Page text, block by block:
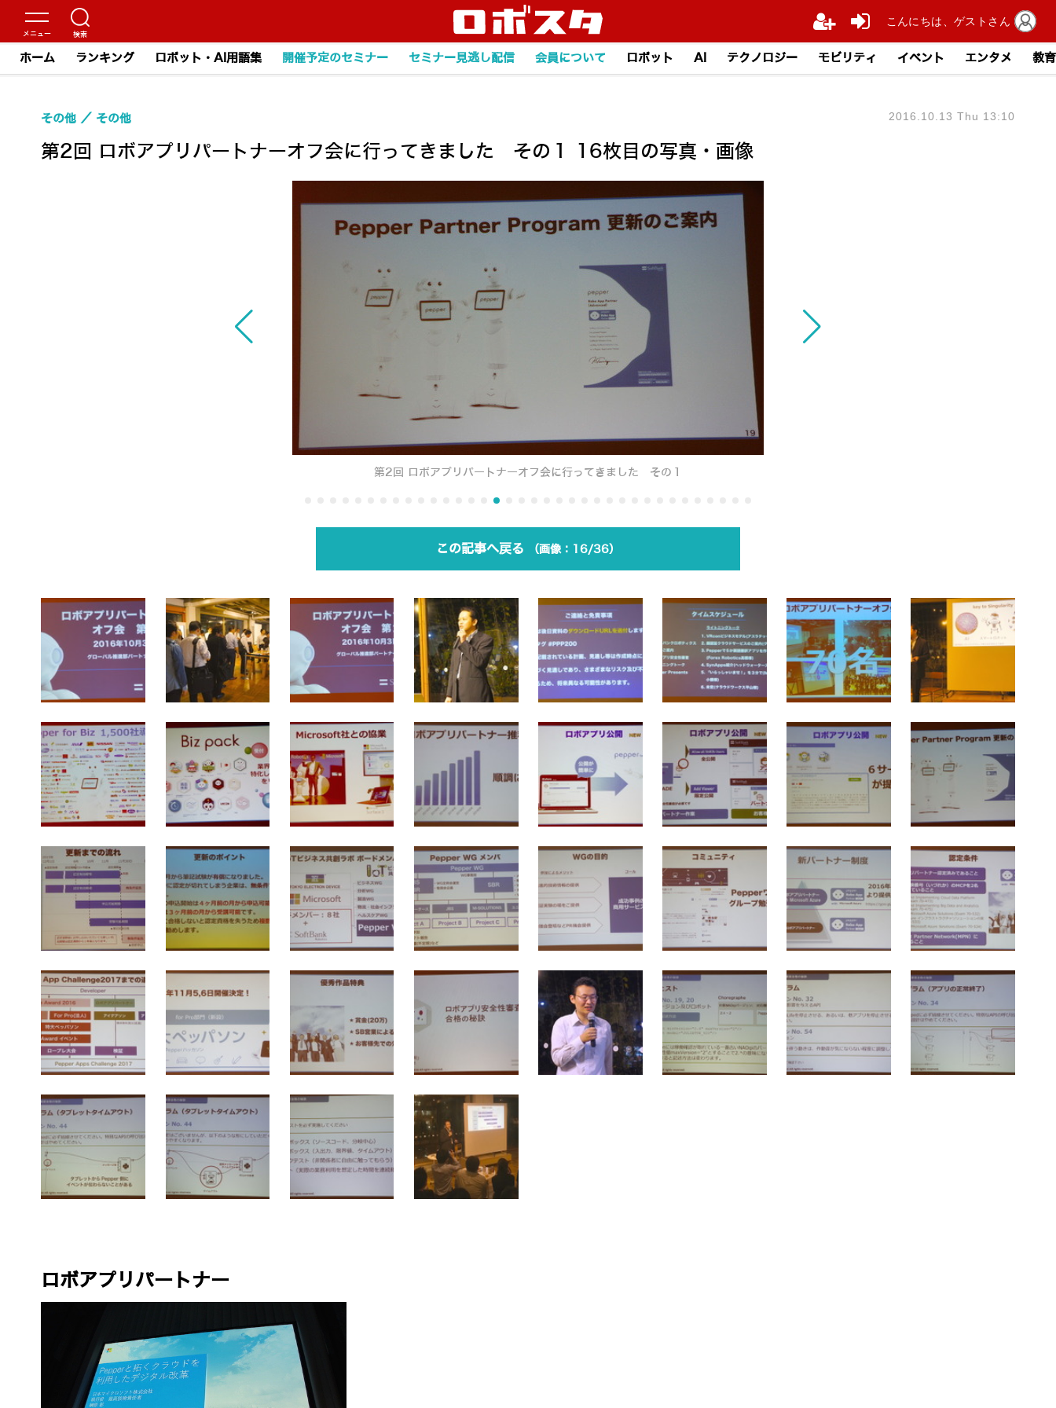
ホーム ランキング ロボット・AI用語集 開催予定のセミナー セミナー見逃し配信 会員について ロボット AI テクノロジー モビリティ イベント エンタメ 教育
第2回 ロボアプリパートナーオフ会に行ってきました その１ 16枚目の写真・画像
その他 その他 2016.10.13 Thu 13:10
第2回 ロボアプリパートナーオフ会に行ってきました その１
この記事へ戻る 16/36
ロボアプリパートナー
こんにちは、ゲストさん